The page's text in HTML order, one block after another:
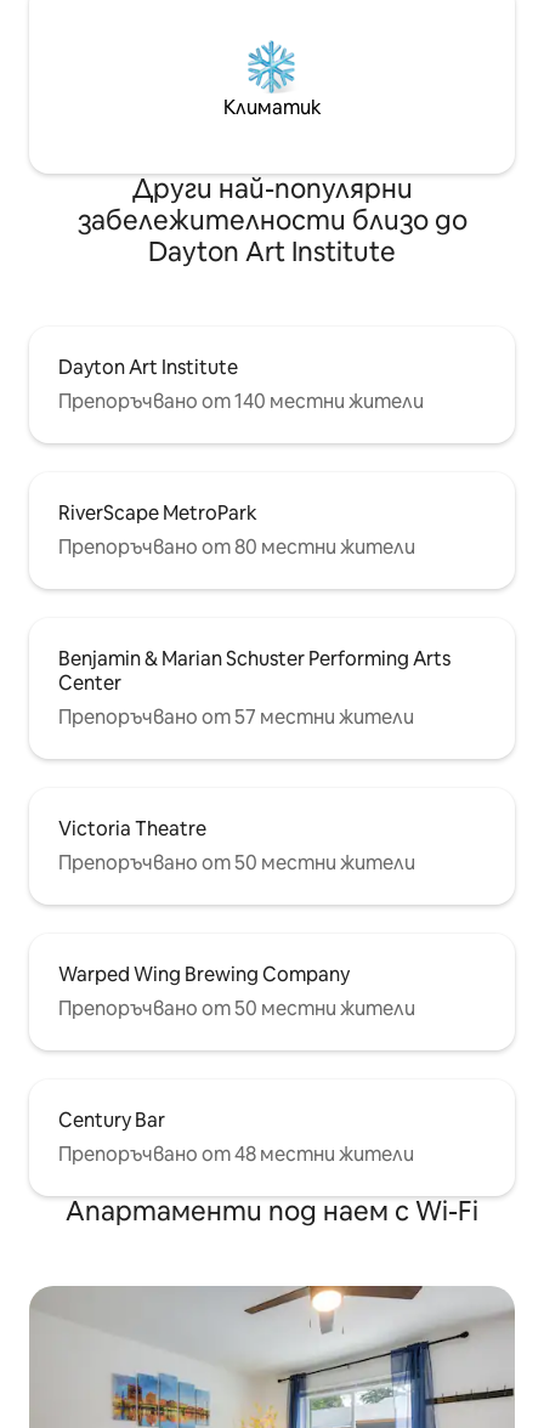
Климатик
Други най-популярни
забележителности близо до
Dayton Art Institute
Dayton Art Institute
Препоръчвано от 140 местни жители
RiverScape MetroPark
Препоръчвано от 80 местни жители
Benjamin & Marian Schuster Performing Arts
Center
Препоръчвано от 57 местни жители
Victoria Theatre
Препоръчвано от 50 местни жители
Warped Wing Brewing Company
Препоръчвано от 50 местни жители
Century Bar
Препоръчвано от 48 местни жители
Апартаменти под наем с Wi-Fi